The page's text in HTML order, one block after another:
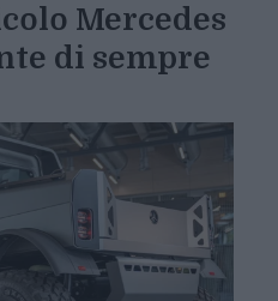
Mercedes
di sempre